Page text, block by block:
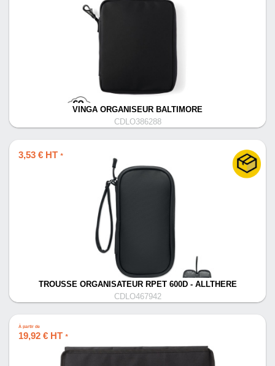
VINGA ORGANISEUR BALTIMORE
CDLO386288
3,53 € HT *
TROUSSE ORGANISATEUR RPET 600D - ALLTHERE
CDLO467942
À partir de
19,92 € HT *